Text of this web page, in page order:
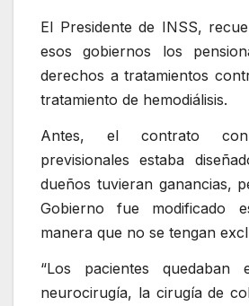
El Presidente de INSS,
esos gobiernos los
derechos a tratamientos
tratamiento de hemodiálisis.
Antes, el contrato
previsionales estaba
dueños tuvieran ganancias,
Gobierno fue modificado
manera que no se tengan
“Los pacientes quedaban
neurocirugía, la cirugía de